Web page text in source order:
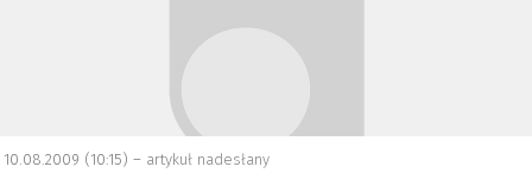
10.08.2009 (10:15) – artykuł nadesłany